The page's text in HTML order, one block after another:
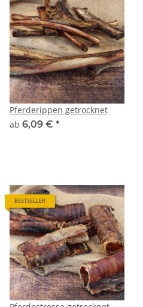
Pferderippen getrocknet
ab 6,09 € *
BESTSELLER